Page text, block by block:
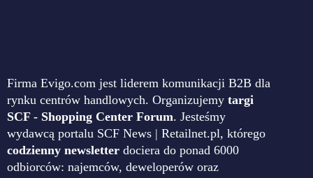
Firma Evigo.com jest liderem komunikacji B2B dla
rynku centrów handlowych. Organizujemy targi
SCF - Shopping Center Forum. Jesteśmy
wydawcą portalu SCF News | Retailnet.pl, którego
codzienny newsletter dociera do ponad 6000
odbiorców: najemców, deweloperów oraz